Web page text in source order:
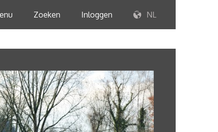
Zoeken Inloggen NL